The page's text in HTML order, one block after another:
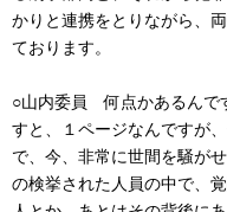
かりと連携をとりながら、
ております。
○山内委員 何点かあるんで
すと、１ページなんですが
で、今、非常に世間を騒が
の検挙された人員の中で、